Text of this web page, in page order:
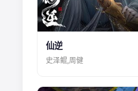
仙逆
史泽鲲,周健